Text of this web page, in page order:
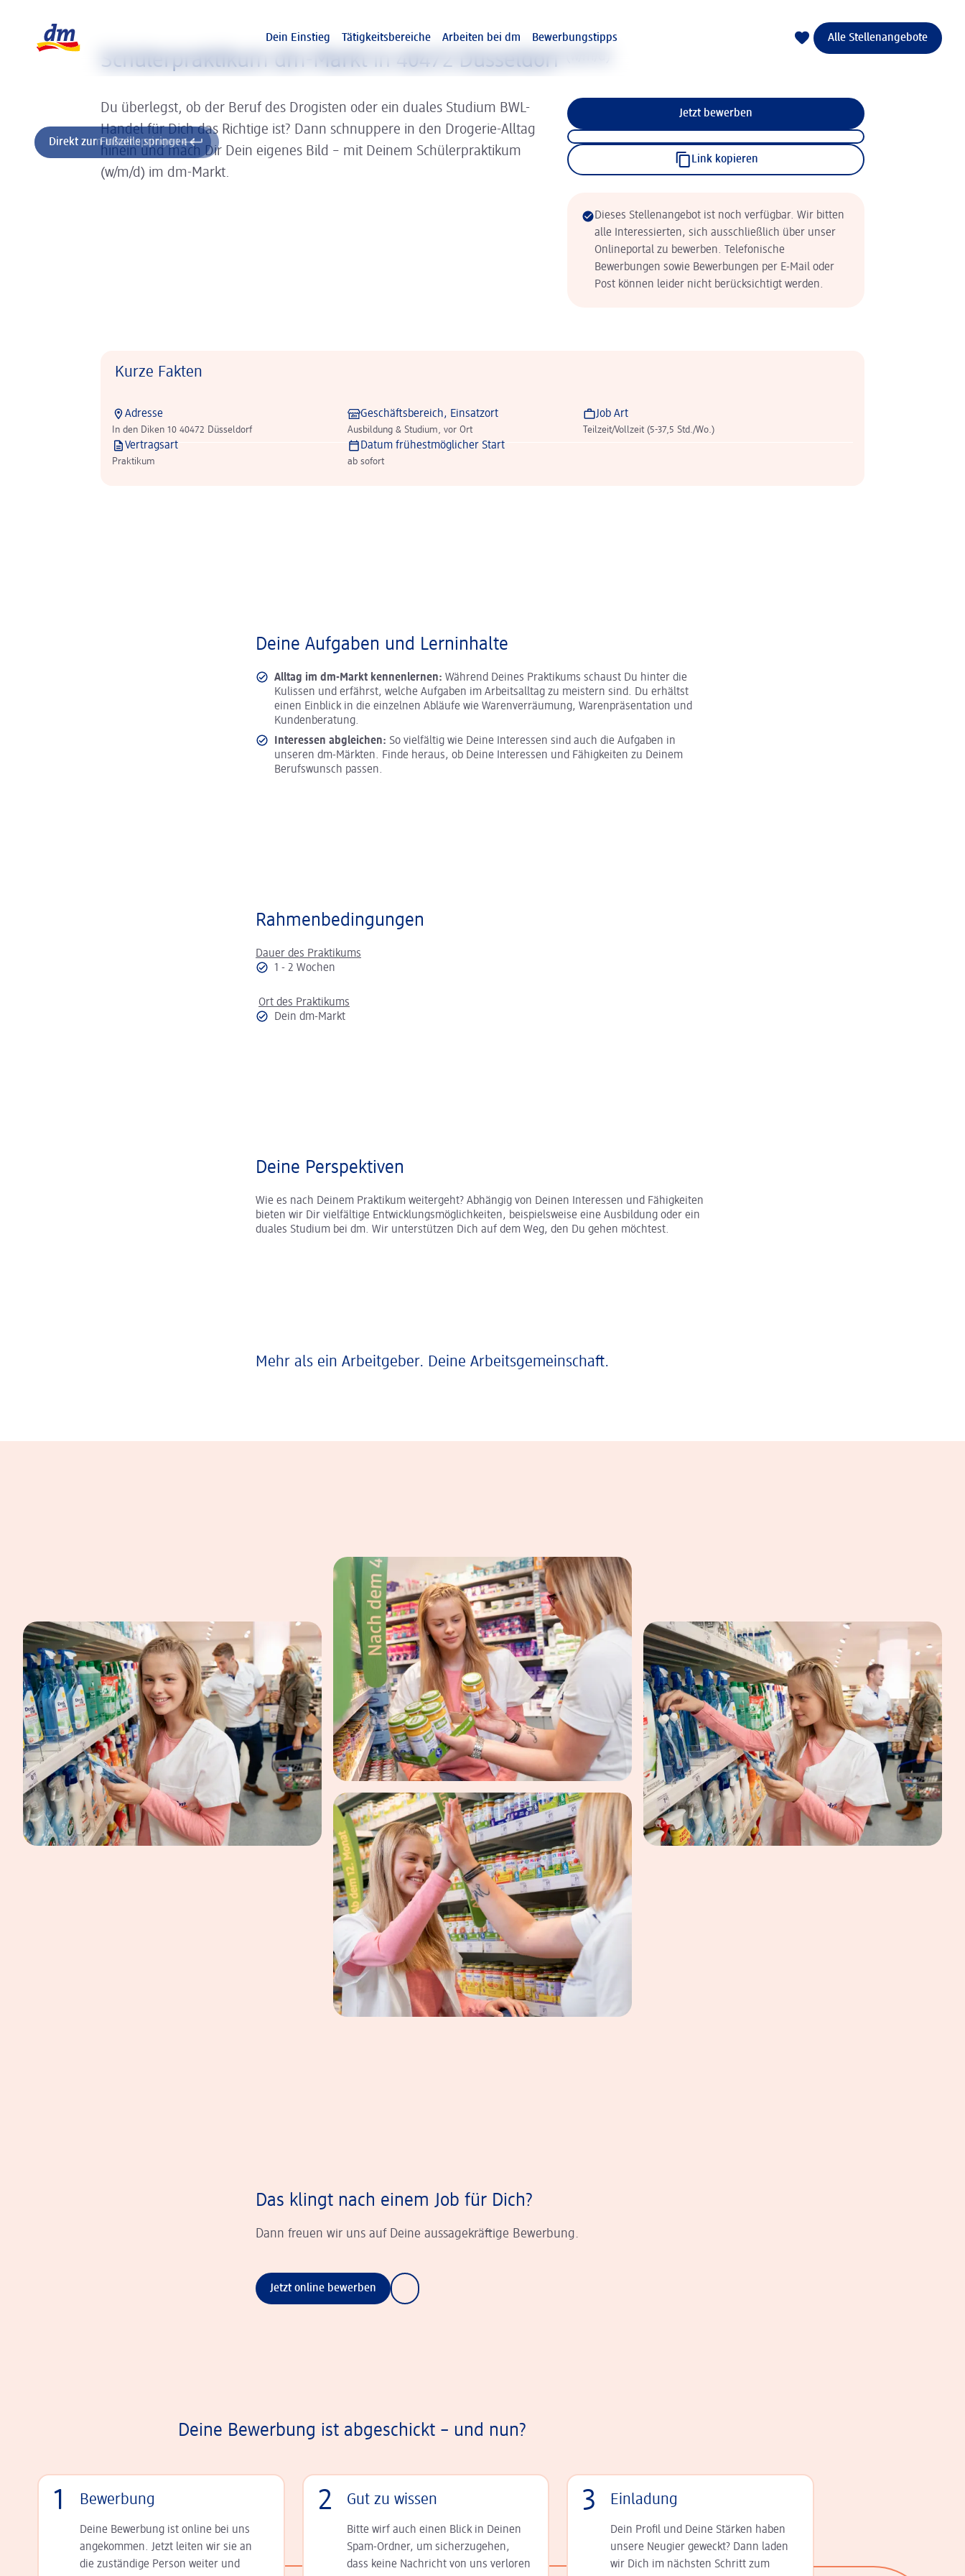
Direkt zum Inhalt springen
Direkt zur Fußzeile springen
Dein Einstieg
Tätigkeitsbereiche Arbeiten bei dm Bewerbungstipps Alle Stellenangebote
Schülerpraktikum dm-Markt in 40472 Düsseldorf
Du überlegst, ob der Beruf des Drogisten oder ein duales Studium BWL-
Handel für Dich das Richtige ist? Dann schnuppere in den Drogerie-Alltag
hinein und mach Dir Dein eigenes Bild – mit Deinem Schülerpraktikum
(w/m/d) im dm-Markt.
Jetzt bewerben
Link kopieren
Dieses Stellenangebot ist noch verfügbar. Wir bitten
alle Interessierten, sich ausschließlich über unser
Onlineportal zu bewerben. Telefonische
Bewerbungen sowie Bewerbungen per E-Mail oder
Post können leider nicht berücksichtigt werden.
Kurze Fakten
Adresse
In den Diken 10 40472 Düsseldorf
Geschäftsbereich, Einsatzort
Ausbildung & Studium, vor Ort
Job Art
Teilzeit/Vollzeit (5-37,5 Std./Wo.)
Vertragsart
Praktikum
Datum frühestmöglicher Start
ab sofort
Deine Aufgaben und Lerninhalte
Alltag im dm-Markt kennenlernen: Während Deines Praktikums schaust Du hinter die
Kulissen und erfährst, welche Aufgaben im Arbeitsalltag zu meistern sind. Du erhältst
einen Einblick in die einzelnen Abläufe wie Warenverräumung, Warenpräsentation und
Kundenberatung.
Interessen abgleichen: So vielfältig wie Deine Interessen sind auch die Aufgaben in
unseren dm-Märkten. Finde heraus, ob Deine Interessen und Fähigkeiten zu Deinem
Berufswunsch passen.
Rahmenbedingungen
Dauer des Praktikums
1 - 2 Wochen
Ort des Praktikums
Dein dm-Markt
Deine Perspektiven
Wie es nach Deinem Praktikum weitergeht? Abhängig von Deinen Interessen und Fähigkeiten
bieten wir Dir vielfältige Entwicklungsmöglichkeiten, beispielsweise eine Ausbildung oder ein
duales Studium bei dm. Wir unterstützen Dich auf dem Weg, den Du gehen möchtest.
Mehr als ein Arbeitgeber. Deine Arbeitsgemeinschaft.
Das klingt nach einem Job für Dich?
Dann freuen wir uns auf Deine aussagekräftige Bewerbung.
Jetzt online bewerben
Deine Bewerbung ist abgeschickt – und nun?
1 Bewerbung
Deine Bewerbung ist online bei uns
angekommen. Jetzt leiten wir sie an
die zu­stän­dige Person weiter und
2 Gut zu wissen
Bitte wirf auch einen Blick in Deinen
Spam-Ordner, um sicherzugehen,
dass keine Nachricht von uns verloren
3 Einladung
Dein Profil und Deine Stär­ken haben
unsere Neugier geweckt? Dann laden
wir Dich im nächsten Schritt zum